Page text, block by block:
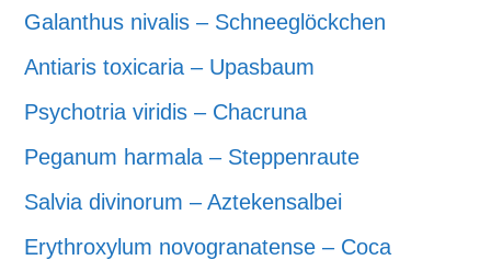
Galanthus nivalis – Schneeglöckchen
Antiaris toxicaria – Upasbaum
Psychotria viridis – Chacruna
Peganum harmala – Steppenraute
Salvia divinorum – Aztekensalbei
Erythroxylum novogranatense – Coca